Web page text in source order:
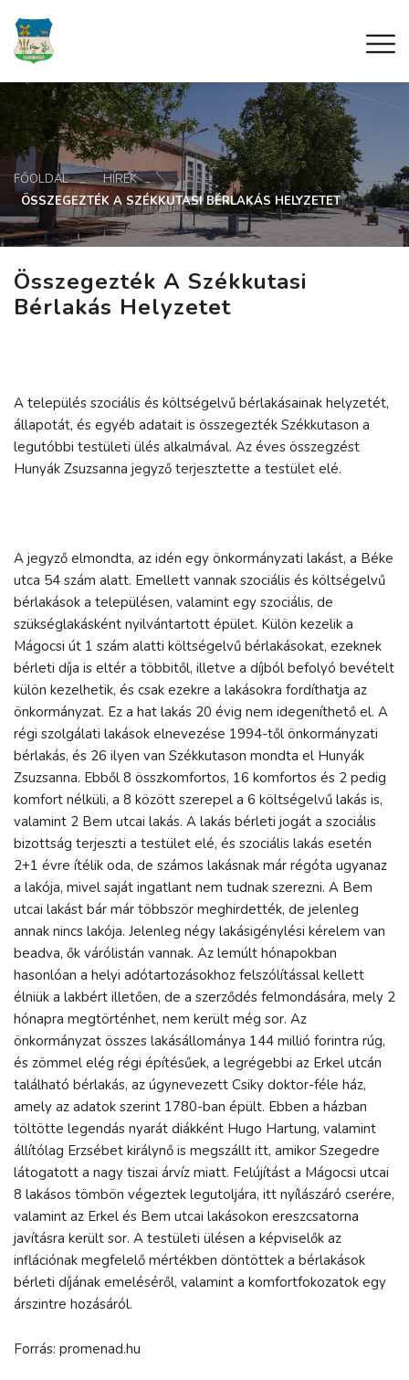
FŐOLDAL
HÍREK
ÖSSZEGEZTÉK A SZÉKKUTASI BÉRLAKÁS HELYZETET
Összegezték A Székkutasi
Bérlakás Helyzetet
A település szociális és költségelvű bérlakásainak helyzetét,
állapotát, és egyéb adatait is összegezték Székkutason a
legutóbbi testületi ülés alkalmával. Az éves összegzést
Hunyák Zsuzsanna jegyző terjesztette a testület elé.
A jegyző elmondta, az idén egy önkormányzati lakást, a Béke
utca 54 szám alatt. Emellett vannak szociális és költségelvű
bérlakások a településen, valamint egy szociális, de
szükséglakásként nyilvántartott épület. Külön kezelik a
Mágocsi út 1 szám alatti költségelvű bérlakásokat, ezeknek
bérleti díja is eltér a többitől, illetve a díjból befolyó bevételt
külön kezelhetik, és csak ezekre a lakásokra fordíthatja az
önkormányzat. Ez a hat lakás 20 évig nem idegeníthető el. A
régi szolgálati lakások elnevezése 1994-től önkormányzati
bérlakás, és 26 ilyen van Székkutason mondta el Hunyák
Zsuzsanna. Ebből 8 összkomfortos, 16 komfortos és 2 pedig
komfort nélküli, a 8 között szerepel a 6 költségelvű lakás is,
valamint 2 Bem utcai lakás. A lakás bérleti jogát a szociális
bizottság terjeszti a testület elé, és szociális lakás esetén
2+1 évre ítélik oda, de számos lakásnak már régóta ugyanaz
a lakója, mivel saját ingatlant nem tudnak szerezni. A Bem
utcai lakást bár már többször meghirdették, de jelenleg
annak nincs lakója. Jelenleg négy lakásigénylési kérelem van
beadva, ők várólistán vannak. Az lemúlt hónapokban
hasonlóan a helyi adótartozásokhoz felszólítással kellett
élniük a lakbért illetően, de a szerződés felmondására, mely 2
hónapra megtörténhet, nem került még sor. Az
önkormányzat összes lakásállománya 144 millió forintra rúg,
és zömmel elég régi építésűek, a legrégebbi az Erkel utcán
található bérlakás, az úgynevezett Csiky doktor-féle ház,
amely az adatok szerint 1780-ban épült. Ebben a házban
töltötte legendás nyarát diákként Hugo Hartung, valamint
állítólag Erzsébet királynő is megszállt itt, amikor Szegedre
látogatott a nagy tiszai árvíz miatt. Felújítást a Mágocsi utcai
8 lakásos tömbön végeztek legutoljára, itt nyílászáró cserére,
valamint az Erkel és Bem utcai lakásokon ereszcsatorna
javításra került sor. A testületi ülésen a képviselők az
inflációnak megfelelő mértékben döntöttek a bérlakások
bérleti díjának emeléséről, valamint a komfortfokozatok egy
árszintre hozásáról.
Forrás: promenad.hu